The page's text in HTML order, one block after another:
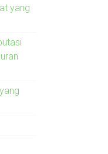
yang